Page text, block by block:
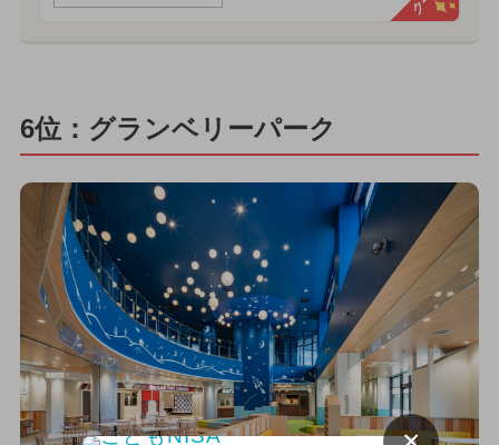
6位：グランベリーパーク